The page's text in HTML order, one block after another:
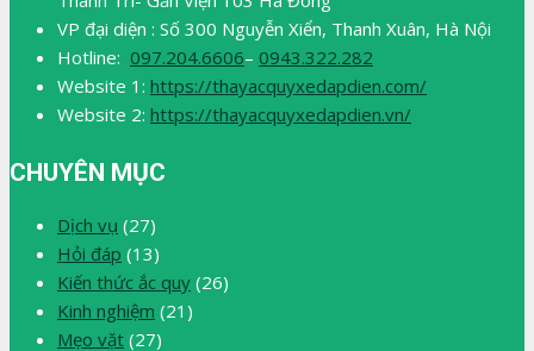
VP đại diện : Số 300 Nguyễn Xiển, Thanh Xuân, Hà Nội
Hotline: 097.204.6606– 0943.322.282
Website 1: https://thayacquyxedapdien.com/
Website 2: https://thayacquyxedapdien.vn/
CHUYÊN MỤC
Dịch vụ (27)
Hỏi đáp (13)
Kiến thức ắc quy (26)
Kinh nghiệm (21)
Mẹo vặt (27)